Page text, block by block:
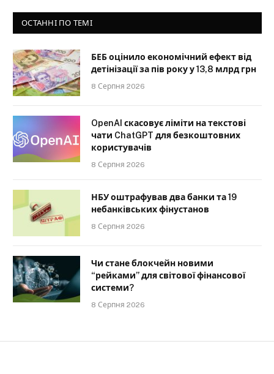
ОСТАННІ ПО ТЕМІ
БЕБ оцінило економічний ефект від
детінізації за пів року у 13,8 млрд грн
8 Серпня 2026
OpenAI скасовує ліміти на текстові
чати ChatGPT для безкоштовних
користувачів
8 Серпня 2026
НБУ оштрафував два банки та 19
небанківських фінустанов
8 Серпня 2026
Чи стане блокчейн новими
“рейками” для світової фінансової
системи?
8 Серпня 2026